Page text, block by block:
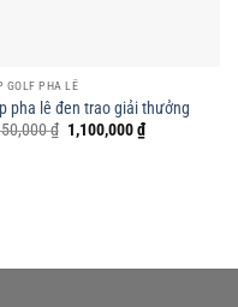
GOLF PHA LÊ
pha lê đen trao giải thưởng
₫ Giá
gốc
1,100,000₫Giá
hiện